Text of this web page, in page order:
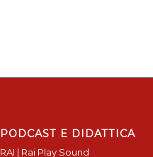
PODCAST E DIDATTICA
RAI | Rai Play Sound